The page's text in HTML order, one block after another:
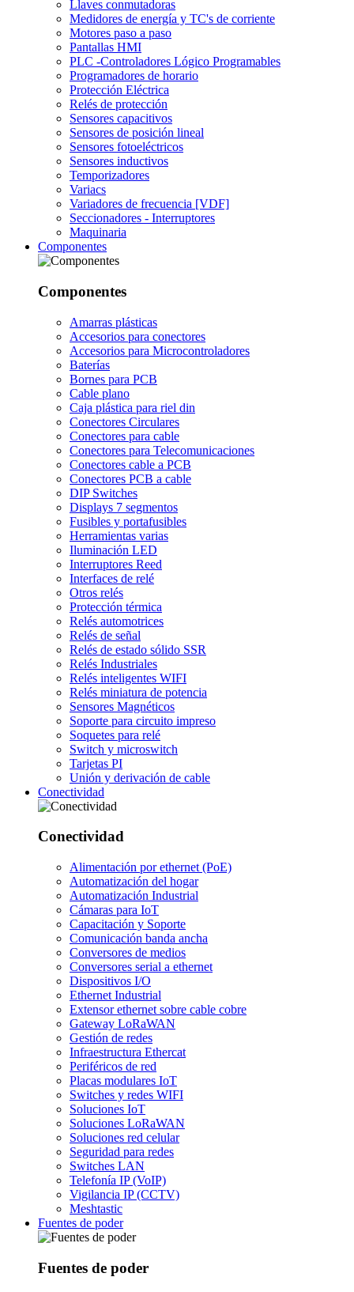
Llaves conmutadoras
Medidores de energía y TC's de corriente
Motores paso a paso
Pantallas HMI
PLC -Controladores Lógico Programables
Programadores de horario
Protección Eléctrica
Relés de protección
Sensores capacitivos
Sensores de posición lineal
Sensores fotoeléctricos
Sensores inductivos
Temporizadores
Variacs
Variadores de frecuencia [VDF]
Seccionadores - Interruptores
Maquinaria
Componentes
Componentes
Amarras plásticas
Accesorios para conectores
Accesorios para Microcontroladores
Baterías
Bornes para PCB
Cable plano
Caja plástica para riel din
Conectores Circulares
Conectores para cable
Conectores para Telecomunicaciones
Conectores cable a PCB
Conectores PCB a cable
DIP Switches
Displays 7 segmentos
Fusibles y portafusibles
Herramientas varias
Iluminación LED
Interruptores Reed
Interfaces de relé
Otros relés
Protección térmica
Relés automotrices
Relés de señal
Relés de estado sólido SSR
Relés Industriales
Relés inteligentes WIFI
Relés miniatura de potencia
Sensores Magnéticos
Soporte para circuito impreso
Soquetes para relé
Switch y microswitch
Tarjetas PI
Unión y derivación de cable
Conectividad
Conectividad
Alimentación por ethernet (PoE)
Automatización del hogar
Automatización Industrial
Cámaras para IoT
Capacitación y Soporte
Comunicación banda ancha
Conversores de medios
Conversores serial a ethernet
Dispositivos I/O
Ethernet Industrial
Extensor ethernet sobre cable cobre
Gateway LoRaWAN
Gestión de redes
Infraestructura Ethercat
Periféricos de red
Placas modulares IoT
Switches y redes WIFI
Soluciones IoT
Soluciones LoRaWAN
Soluciones red celular
Seguridad para redes
Switches LAN
Telefonía IP (VoIP)
Vigilancia IP (CCTV)
Meshtastic
Fuentes de poder
Fuentes de poder